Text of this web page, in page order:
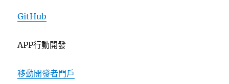
GitHub
APP行動開發
移動開發者門戶